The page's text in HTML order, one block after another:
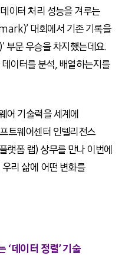
이터 처리 성능을 겨루는
대회에서 기존 기록을
부문 우승을 차지했는데요.
이터를 분석, 배열하는지를
어 기술력을 세계에
트웨어센터 인텔리전스
랫폼 랩) 상무를 만나 이번에
리 삶에 어떤 변화를
‘데이터 정렬’ 기술